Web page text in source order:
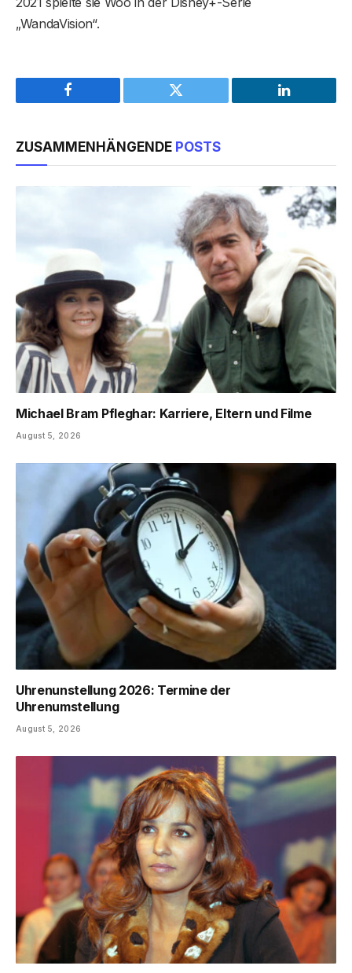
„WandaVision“.
Facebook Twitter LinkedIn
ZUSAMMENHÄNGENDE POSTS
Michael Bram Pfleghar: Karriere, Eltern und Filme
August 5, 2026
Uhrenunstellung 2026: Termine der
Uhrenumstellung
August 5, 2026